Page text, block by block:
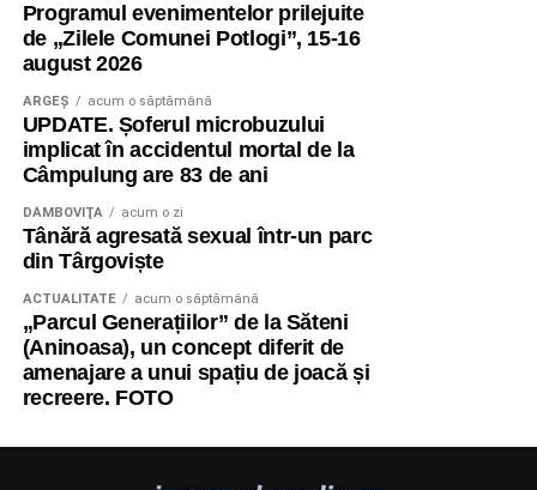
Programul evenimentelor prilejuite
de „Zilele Comunei Potlogi”, 15-16
august 2026
ARGEȘ acum o săptămână
UPDATE. Șoferul microbuzului
implicat în accidentul mortal de la
Câmpulung are 83 de ani
DÂMBOVIŢA acum o zi
Tânără agresată sexual într-un parc
din Târgoviște
ACTUALITATE acum o săptămână
„Parcul Generațiilor” de la Săteni
(Aninoasa), un concept diferit de
amenajare a unui spațiu de joacă și
recreere. FOTO